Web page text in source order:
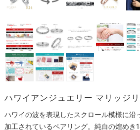
ハワイアンジュエリー マリッジ
ハワイの波を表現したスクロール模様に沿
加工されているペアリング。純白の煌めき